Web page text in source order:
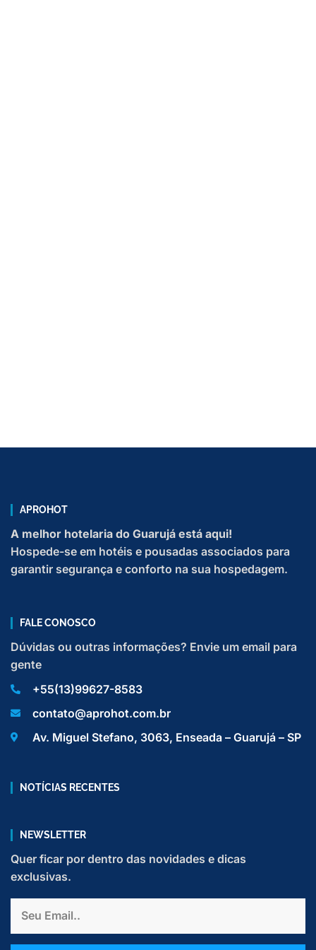
APROHOT
A melhor hotelaria do Guarujá está aqui!
Hospede-se em hotéis e pousadas associados para
garantir segurança e conforto na sua hospedagem.
FALE CONOSCO
Dúvidas ou outras informações? Envie um email para
gente
+55(13)99627-8583
contato@aprohot.com.br
Av. Miguel Stefano, 3063, Enseada – Guarujá – SP
NOTÍCIAS RECENTES
NEWSLETTER
Quer ficar por dentro das novidades e dicas
exclusivas.